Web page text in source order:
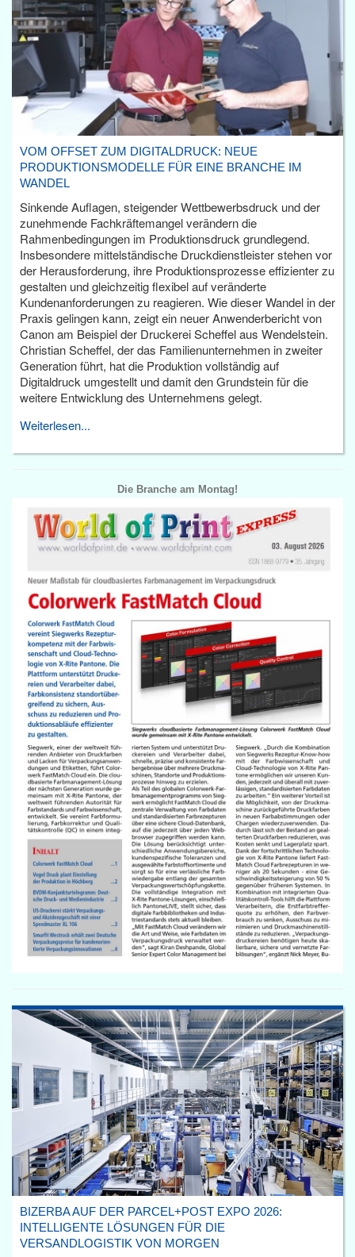
VOM OFFSET ZUM DIGITALDRUCK: NEUE
PRODUKTIONSMODELLE FÜR EINE BRANCHE IM
WANDEL
Sinkende Auflagen, steigender Wettbewerbsdruck und der
zunehmende Fachkräftemangel verändern die
Rahmenbedingungen im Produktionsdruck grundlegend.
Insbesondere mittelständische Druckdienstleister stehen vor
der Herausforderung, ihre Produktionsprozesse effizienter zu
gestalten und gleichzeitig flexibel auf veränderte
Kundenanforderungen zu reagieren. Wie dieser Wandel in der
Praxis gelingen kann, zeigt ein neuer Anwenderbericht von
Canon am Beispiel der Druckerei Scheffel aus Wendelstein.
Christian Scheffel, der das Familienunternehmen in zweiter
Generation führt, hat die Produktion vollständig auf
Digitaldruck umgestellt und damit den Grundstein für die
weitere Entwicklung des Unternehmens gelegt.
Weiterlesen...
Die Branche am Montag!
BIZERBA AUF DER PARCEL+POST EXPO 2026:
INTELLIGENTE LÖSUNGEN FÜR DIE
VERSANDLOGISTIK VON MORGEN